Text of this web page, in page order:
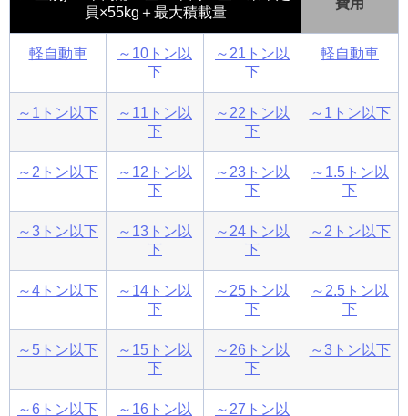
員×55kg＋最大積載量
費用
軽自動車
～10トン以
下
～21トン以
下
軽自動車
～1トン以下
～11トン以
下
～22トン以
下
～1トン以下
～2トン以下
～12トン以
下
～23トン以
下
～1.5トン以
下
～3トン以下
～13トン以
下
～24トン以
下
～2トン以下
～4トン以下
～14トン以
下
～25トン以
下
～2.5トン以
下
～5トン以下
～15トン以
下
～26トン以
下
～3トン以下
～6トン以下
～16トン以
～27トン以